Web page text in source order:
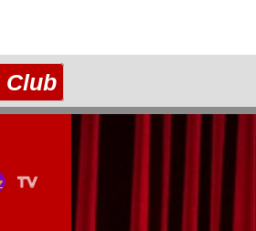
Club